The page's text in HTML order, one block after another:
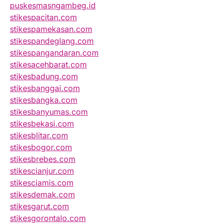
puskesmasngambeg.id
stikespacitan.com
stikespamekasan.com
stikespandeglang.com
stikespangandaran.com
stikesacehbarat.com
stikesbadung.com
stikesbanggai.com
stikesbangka.com
stikesbanyumas.com
stikesbekasi.com
stikesblitar.com
stikesbogor.com
stikesbrebes.com
stikescianjur.com
stikesciamis.com
stikesdemak.com
stikesgarut.com
stikesgorontalo.com